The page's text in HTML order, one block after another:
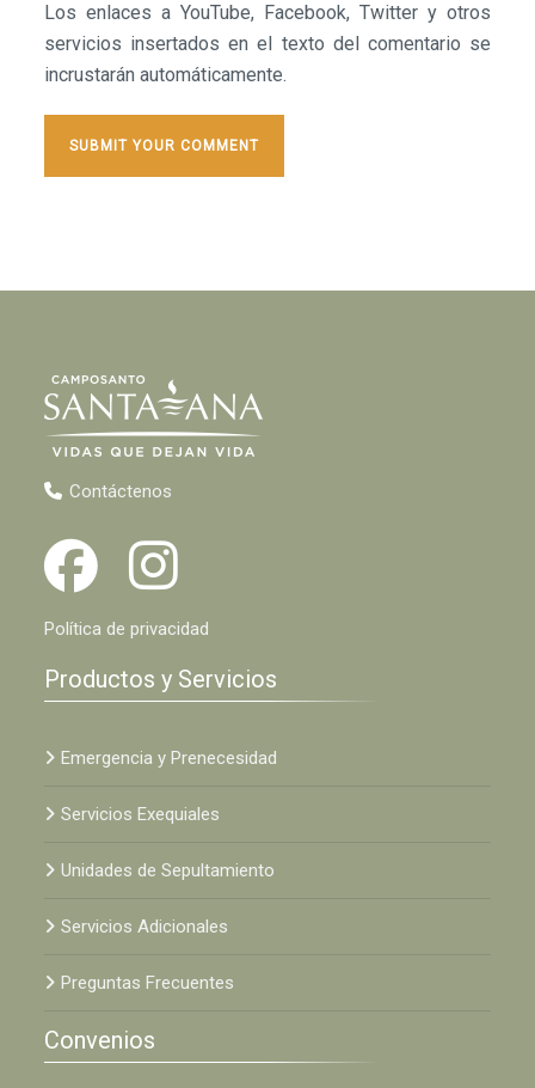
Los enlaces a YouTube, Facebook, Twitter y otros
servicios insertados en el texto del comentario se
incrustarán automáticamente.
Contáctenos
Política de privacidad
Productos y Servicios
Emergencia y Prenecesidad
Servicios Exequiales
Unidades de Sepultamiento
Servicios Adicionales
Preguntas Frecuentes
Convenios